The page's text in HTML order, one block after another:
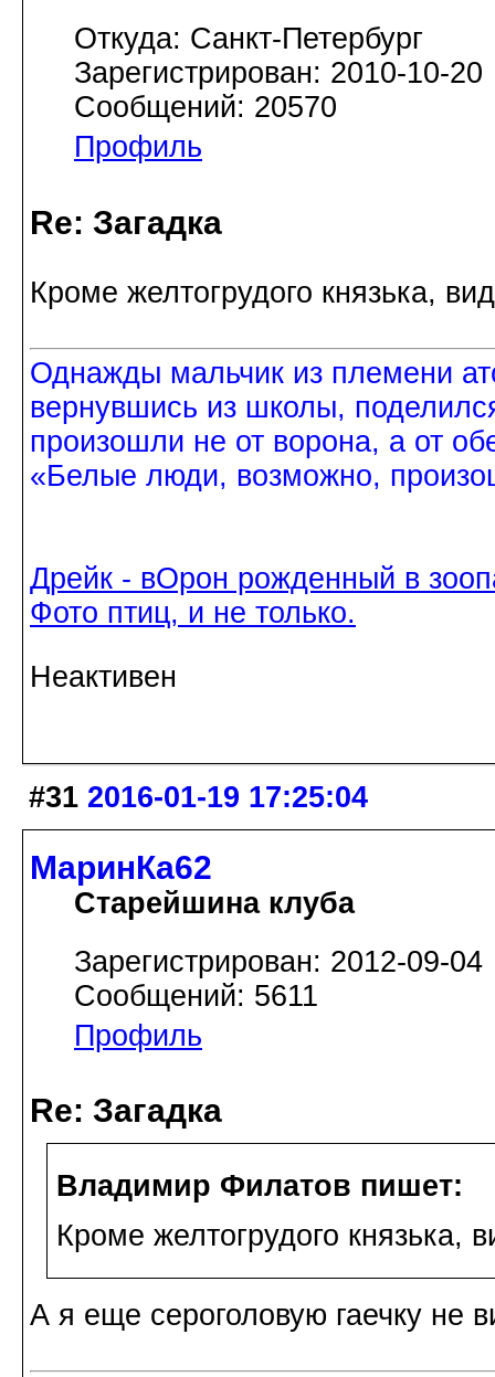
Откуда: Санкт-Петербург
Зарегистрирован: 2010-10-20
Сообщений: 20570
Профиль
Re: Загадка
Кроме желтогрудого князька,
Однажды мальчик из племени
вернувшись из школы,
произошли не от ворона, а от
«Белые люди, возможно,
Дрейк - вОрон рожденный в
Фото птиц, и не только.
Неактивен
#31 2016-01-19 17:25:04
МаринКа62
Старейшина клуба
Зарегистрирован: 2012-09-04
Сообщений: 5611
Профиль
Re: Загадка
Владимир Филатов пишет:
Кроме желтогрудого князька,
А я еще сероголовую гаечку не